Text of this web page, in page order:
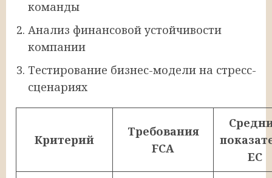
команды
Анализ финансовой устойчивости
компании
Тестирование бизнес-модели на стресс-
сценариях
Критерий
Требования
FCA
ЕС